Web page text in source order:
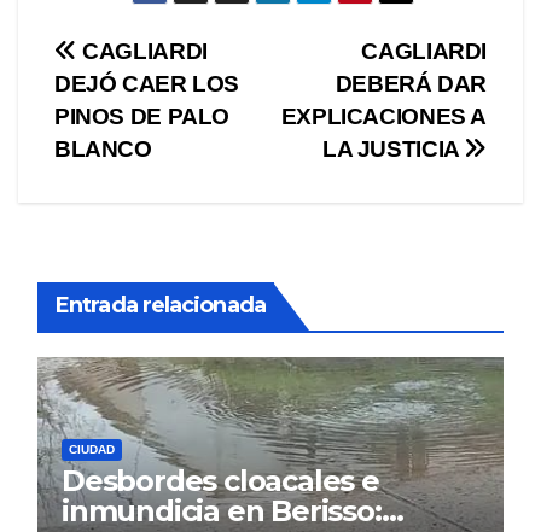
Navegación
de
entradas
CAGLIARDI
DEBERÁ DAR
EXPLICACIONES A
LA JUSTICIA
CAGLIARDI
DEJÓ CAER LOS
PINOS DE PALO
BLANCO
Entrada relacionada
CIUDAD
Desbordes cloacales e
inmundicia en Berisso: